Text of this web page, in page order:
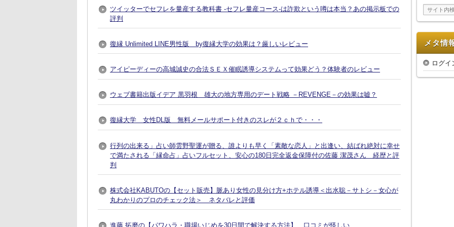
ツイッターでセフレを量産する教科書 -セフレ量産コース-は詐欺という噂は本当？あの掲示板での
評判
復縁 Unlimited LINE男性版 by復縁大学の効果は？厳しいレビュー
アイピーディーの高城誠史の合法ＳＥＸ催眠誘導システムって効果どう？体験者のレビュー
ウェブ書籍出版イデア 黒羽根 雄大の地方専用のデート戦略 －REVENGE－の効果は嘘？
復縁大学 女性DL版 無料メールサポート付きのスレが２ｃｈで・・・
行列の出来る」占い師雲野聖運が贈る、誰よりも早く「素敵な恋人」と出逢い、結ばれ絶対に幸せ
で満たされる「縁命占」占いフルセット、安心の180日完全返金保障付の佐藤 潔茂さん 経歴と評
判
株式会社KABUTOの【セット販売】脈あり女性の見分け方+ホテル誘導＜出水聡－サトシ－女心が
丸わかりのプロのチェック法＞ ネタバレと評価
進藤 拓磨の【パワハラ・職場いじめを30日間で解決する方法】 口コミが怪しい
イ
ブ
メタ情
ログイ